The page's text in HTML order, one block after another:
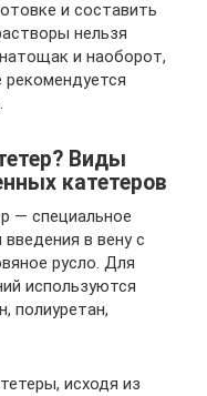
и составить
нельзя
и наоборот,
Виды
катетеров
— специальное
в вену с
русло. Для
используются
полиуретан,
исходя из